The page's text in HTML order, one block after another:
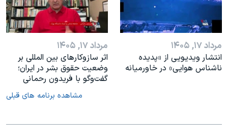
مرداد ۱۷, ۱۴۰۵
انتشار ویدیویی از «پدیده‌
ناشناس هوایی» در خاورمیانه
مرداد ۱۷, ۱۴۰۵
اثر ساز‌و‌کارهای بین المللی بر
وضعیت حقوق بشر در ایران؛
گفت‌وگو با فریدون رحمانی
مشاهده برنامه های قبلی